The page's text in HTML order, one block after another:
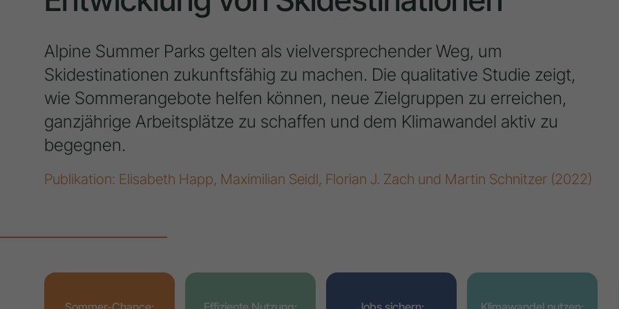
Alpine Summer Parks gelten als vielversprechender Weg, um
Skidestinationen zukunftsfähig zu machen. Die qualitative Studie zeigt,
wie Sommerangebote helfen können, neue Zielgruppen zu erreichen,
ganzjährige Arbeitsplätze zu schaffen und dem Klimawandel aktiv zu
begegnen.
Publikation: Elisabeth Happ, Maximilian Seidl, Florian J. Zach und Martin Schnitzer (2022)